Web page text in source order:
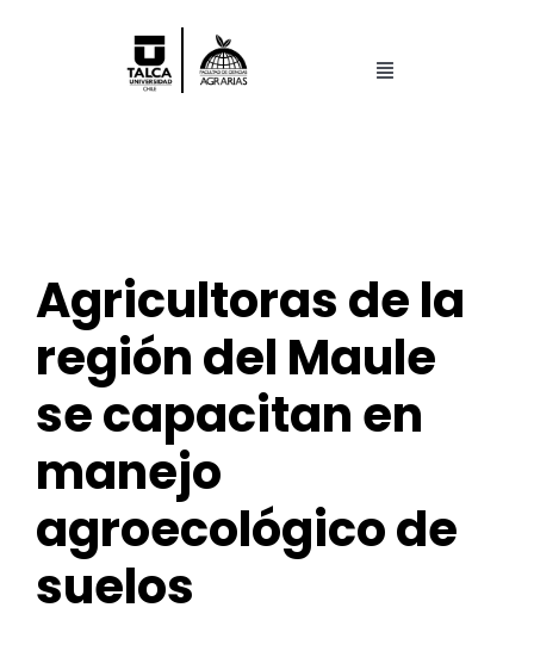
Toggle
Postgrado
Centros y Laboratorios
Search
for:
Agricultoras de la
región del Maule
se capacitan en
manejo
agroecológico de
suelos